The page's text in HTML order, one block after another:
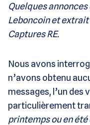
Quelques
Leboncoin et extrait
Captures RE.
Nous avons
n’avons obtenu
messages, l’un des
particulièrement
printemps ou en été